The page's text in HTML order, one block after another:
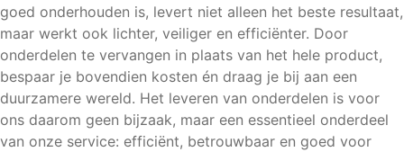
goed onderhouden is, levert niet alleen het beste resultaat,
maar werkt ook lichter, veiliger en efficiënter. Door
onderdelen te vervangen in plaats van het hele product,
bespaar je bovendien kosten én draag je bij aan een
duurzamere wereld. Het leveren van onderdelen is voor
ons daarom geen bijzaak, maar een essentieel onderdeel
van onze service: efficiënt, betrouwbaar en goed voor